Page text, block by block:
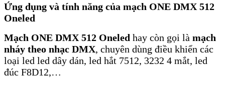
Ứng dụng và tính năng của mạch ONE DMX 512
Oneled
Mạch ONE DMX 512 Oneled hay còn gọi là mạch
nháy theo nhạc DMX, chuyên dùng điều khiển các
loại led led dây dán, led hắt 7512, 3232 4 mắt, led
đúc F8D12,…